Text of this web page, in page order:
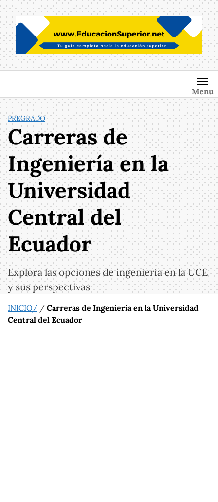
Saltar
al
contenido
Menu
PREGRADO
Carreras de
Ingeniería en la
Universidad
Central del
Ecuador
Explora las opciones de ingeniería en la UCE
y sus perspectivas
INICIO/ / Carreras de Ingeniería en la Universidad
Central del Ecuador